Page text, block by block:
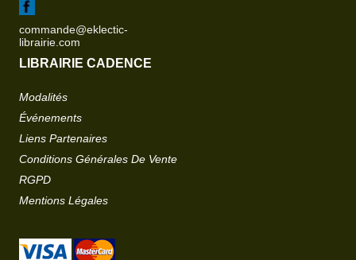
commande@eklectic-
librairie.com
LIBRAIRIE CADENCE
Modalités
Événements
Liens Partenaires
Conditions Générales De Vente
RGPD
Mentions Légales